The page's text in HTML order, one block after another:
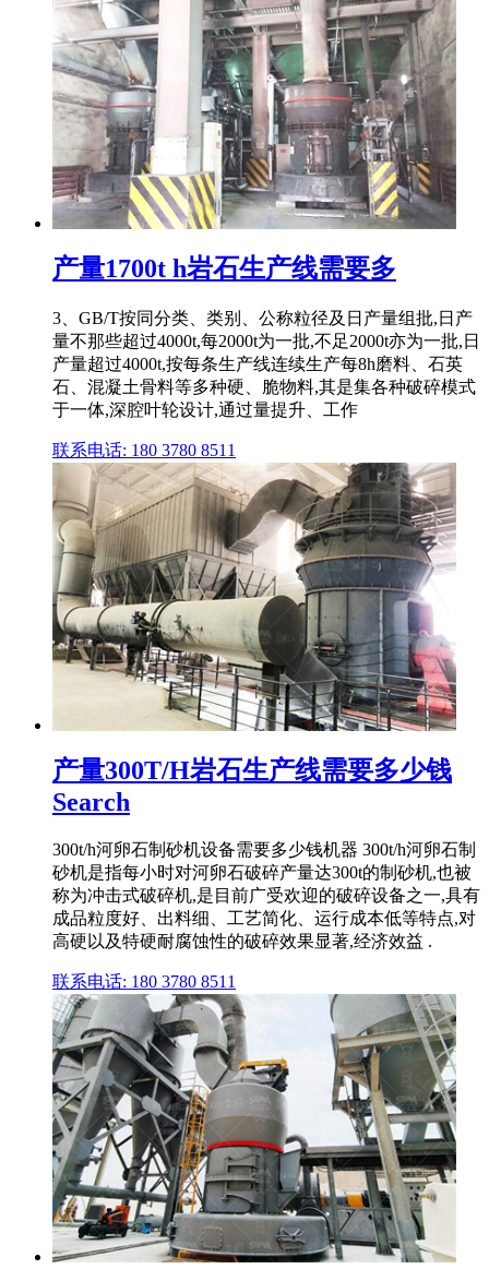
产量1700t h岩石生产线需要多
3、GB/T按同分类、类别、公称粒径及日产量组批,日产
量不那些超过4000t,每2000t为一批,不足2000t亦为一批,日
产量超过4000t,按每条生产线连续生产每8h磨料、石英
石、混凝土骨料等多种硬、脆物料,其是集各种破碎模式
于一体,深腔叶轮设计,通过量提升、工作
联系电话: 180 3780 8511
产量300T/H岩石生产线需要多少钱
Search
300t/h河卵石制砂机设备需要多少钱机器 300t/h河卵石制
砂机是指每小时对河卵石破碎产量达300t的制砂机,也被
称为冲击式破碎机,是目前广受欢迎的破碎设备之一,具有
成品粒度好、出料细、工艺简化、运行成本低等特点,对
高硬以及特硬耐腐蚀性的破碎效果显著,经济效益 .
联系电话: 180 3780 8511